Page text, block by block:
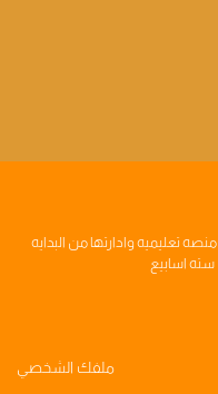
منصه تعليميه وادارتها من البدايه
سته اسابيع
ملفك الشخصي